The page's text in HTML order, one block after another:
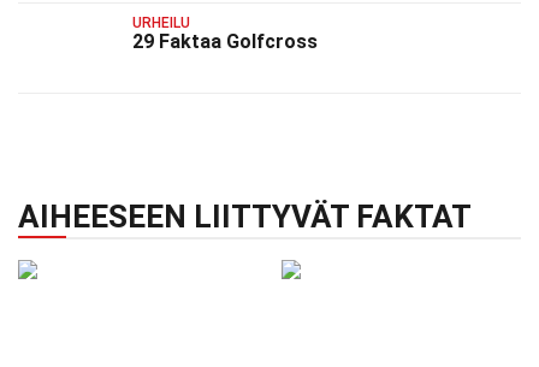
URHEILU
29 Faktaa Golfcross
AIHEESEEN LIITTYVÄT FAKTAT